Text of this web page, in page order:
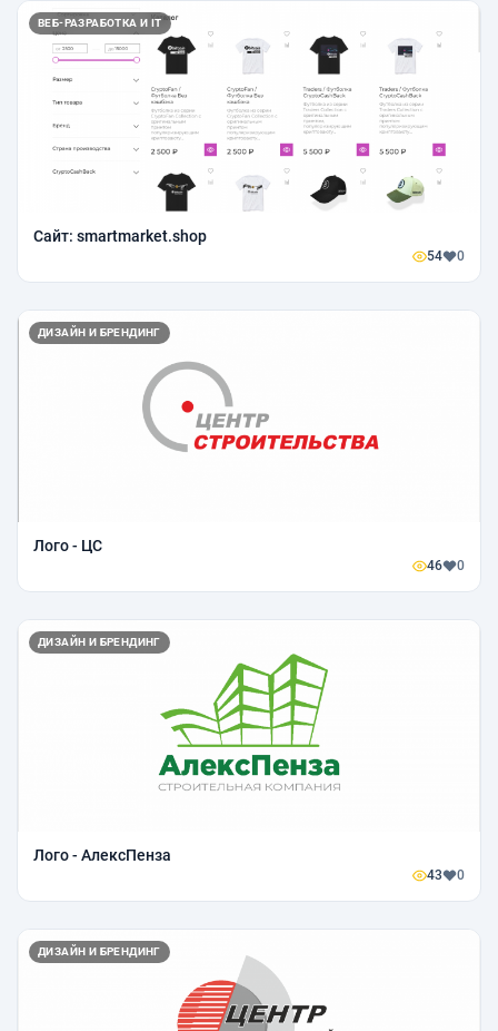
ВЕБ-РАЗРАБОТКА И IT
Сайт: smartmarket.shop
54 0
ДИЗАЙН И БРЕНДИНГ
Лого - ЦС
46 0
ДИЗАЙН И БРЕНДИНГ
Лого - АлексПенза
43 0
ДИЗАЙН И БРЕНДИНГ